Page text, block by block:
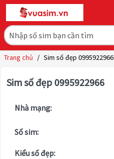
Trang chủ / Sim số đẹp 0995922966
Sim số đẹp 0995922966
Nhà mạng:
Số sim:
Kiểu số đẹp: